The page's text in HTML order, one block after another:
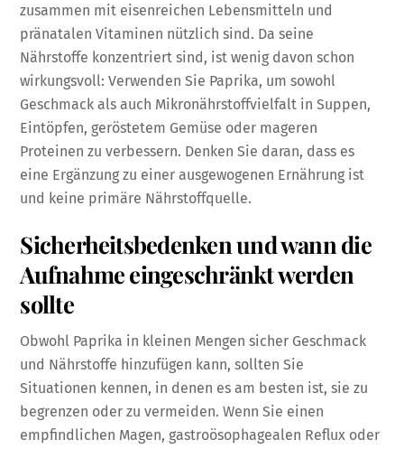
zusammen mit eisenreichen Lebensmitteln und
pränatalen Vitaminen nützlich sind. Da seine
Nährstoffe konzentriert sind, ist wenig davon schon
wirkungsvoll: Verwenden Sie Paprika, um sowohl
Geschmack als auch Mikronährstoffvielfalt in Suppen,
Eintöpfen, geröstetem Gemüse oder mageren
Proteinen zu verbessern. Denken Sie daran, dass es
eine Ergänzung zu einer ausgewogenen Ernährung ist
und keine primäre Nährstoffquelle.
Sicherheitsbedenken und wann die
Aufnahme eingeschränkt werden
sollte
Obwohl Paprika in kleinen Mengen sicher Geschmack
und Nährstoffe hinzufügen kann, sollten Sie
Situationen kennen, in denen es am besten ist, sie zu
begrenzen oder zu vermeiden. Wenn Sie einen
empfindlichen Magen, gastroösophagealen Reflux oder